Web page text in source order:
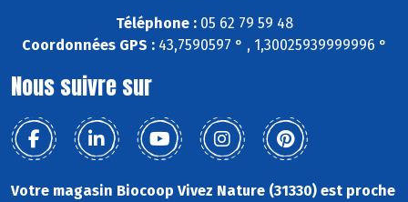
Téléphone :05 62 79 59 48
Coordonnées GPS :43,7590597 ° , 1,30025939999996 °
Nous suivre sur
Votre magasin Biocoop Vivez Nature (31330) est proche